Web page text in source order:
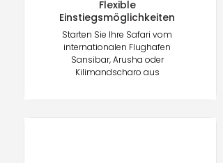
Flexible
Einstiegsmöglichkeiten
Starten Sie Ihre Safari vom
internationalen Flughafen
Sansibar, Arusha oder
Kilimandscharo aus